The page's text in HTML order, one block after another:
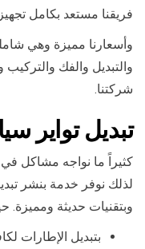
فريقنا مستعد بكامل
وأسعارنا مميزة وهي
والتبديل والفك
شركتنا.
تبديل تواير
كثيراً ما نواجه مشاكل في
لذلك نوفر خدمة بنشر
وبتقنيات حديثة ومميزة.
بتبديل الإطارات